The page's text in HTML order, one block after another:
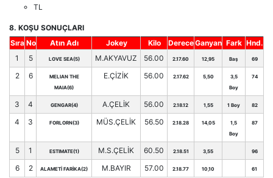
TL
8. KOŞU SONUÇLARI
Sıra No Atın Adı Jokey Kilo DereceGanyan Fark Hnd.
1
5 LOVE SEA(5) M.AKYAVUZ 56.00 2.17.60 12,95 Baş 69
2 6
MELIAN THE
MAIA(6)
E.ÇİZİK 56.00 2.17.62 5,50
3,5
Boy
74
3 4 GENGAR(4) A.ÇELİK 56.00 2.18.12 1,55 1 Boy 82
4 3 FORLORN(3) MÜS.ÇELİK 56.50 2.18.28 14,05
1,5
Boy
87
5 1 ESTIMATE(1) M.S.ÇELİK 60.50 2.18.51 3,55 96
6 2 ALAMETİ FARİKA(2) M.BAYIR 57.00 2.18.77 10,10 61